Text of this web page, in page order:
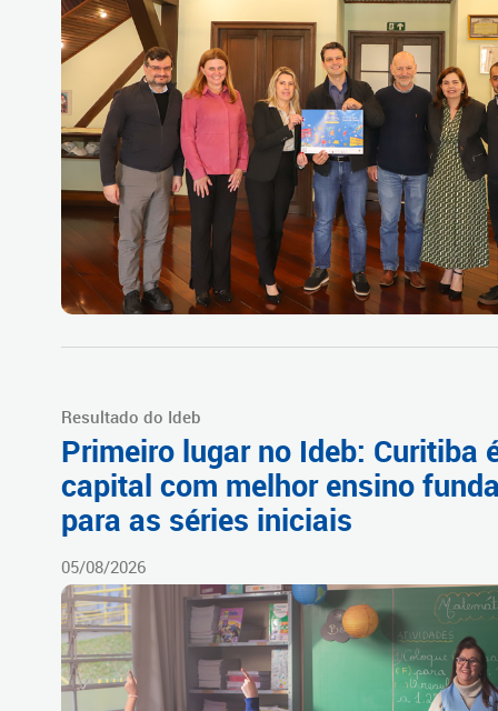
Resultado do Ideb
Primeiro lugar no Ideb: Curitiba
capital com melhor ensino
para as séries iniciais
05/08/2026